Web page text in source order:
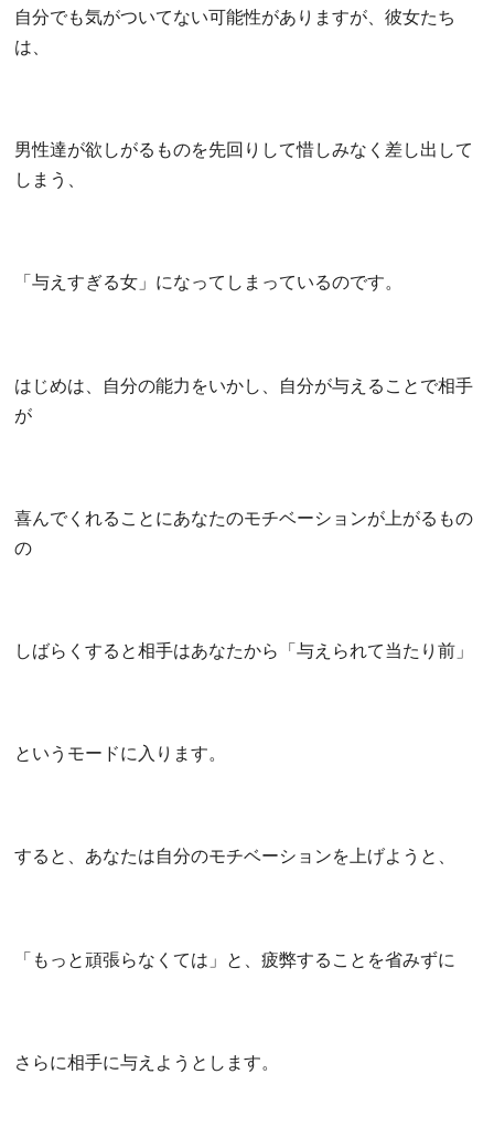
自分でも気がついてない可能性がありますが、彼女たち
は、
男性達が欲しがるものを先回りして惜しみなく差し出して
しまう、
「与えすぎる女」になってしまっているのです。
はじめは、自分の能力をいかし、自分が与えることで相手
が
喜んでくれることにあなたのモチベーションが上がるもの
の
しばらくすると相手はあなたから「与えられて当たり前」
というモードに入ります。
すると、あなたは自分のモチベーションを上げようと、
「もっと頑張らなくては」と、疲弊することを省みずに
さらに相手に与えようとします。